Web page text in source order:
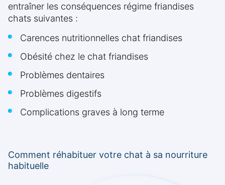
entraîner les conséquences régime friandises
chats suivantes :
Carences nutritionnelles chat friandises
Obésité chez le chat friandises
Problèmes dentaires
Problèmes digestifs
Complications graves à long terme
Comment réhabituer votre chat à sa nourriture
habituelle